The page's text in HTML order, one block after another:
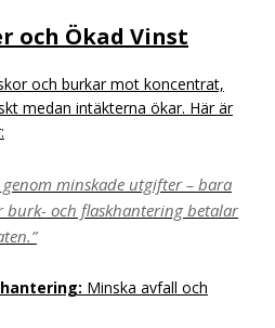
och Ökad Vinst
och burkar mot koncentrat,
medan intäkterna ökar. Här är
minskade utgifter – bara
burk- och flaskhantering betalar
Minska avfall och